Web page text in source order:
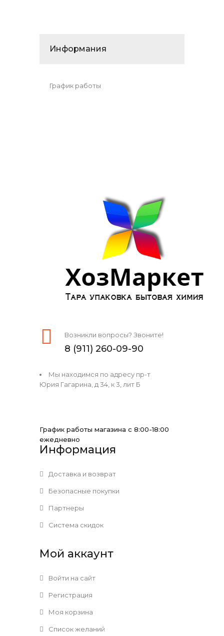
Информания
График работы
Возникли вопросы? Звоните!
8 (911) 260-09-90
Мы находимся по адресу пр-т
Юрия Гагарина, д 34, к 3, лит Б
График работы магазина с 8:00-18:00
ежедневно
Информация
Доставка и возврат
Безопасные покупки
Партнеры
Система скидок
Мой аккаунт
Войти на сайт
Регистрация
Моя корзина
Список желаний